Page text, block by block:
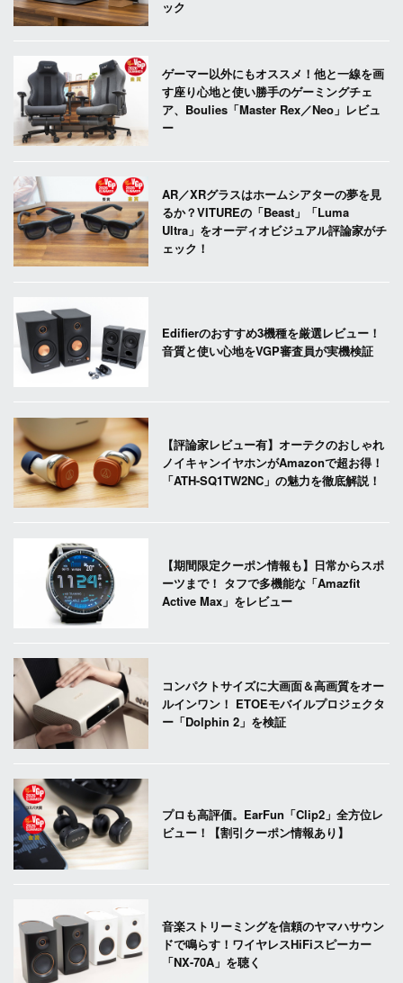
ック
ゲーマー以外にもオススメ！他と一線を画
す座り心地と使い勝手のゲーミングチェ
ア、Boulies「Master Rex／Neo」レビュ
ー
AR／XRグラスはホームシアターの夢を見
るか？VITUREの「Beast」「Luma
Ultra」をオーディオビジュアル評論家がチ
ェック！
Edifierのおすすめ3機種を厳選レビュー！
音質と使い心地をVGP審査員が実機検証
【評論家レビュー有】オーテクのおしゃれ
ノイキャンイヤホンがAmazonで超お得！
「ATH-SQ1TW2NC」の魅力を徹底解説！
【期間限定クーポン情報も】日常からスポ
ーツまで！ タフで多機能な「Amazfit
Active Max」をレビュー
コンパクトサイズに大画面＆高画質をオー
ルインワン！ ETOEモバイルプロジェクタ
ー「Dolphin 2」を検証
プロも高評価。EarFun「Clip2」全方位レ
ビュー！【割引クーポン情報あり】
音楽ストリーミングを信頼のヤマハサウン
ドで鳴らす！ワイヤレスHiFiスピーカー
「NX-70A」を聴く